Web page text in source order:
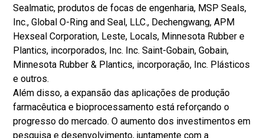
Sealmatic, produtos de focas de engenharia, MSP Seals,
Inc., Global O-Ring and Seal, LLC., Dechengwang, APM
Hexseal Corporation, Leste, Locals, Minnesota Rubber e
Plantics, incorporados, Inc. Inc. Saint-Gobain, Gobain,
Minnesota Rubber & Plantics, incorporação, Inc. Plásticos
e outros.
Além disso, a expansão das aplicações de produção
farmacêutica e bioprocessamento está reforçando o
progresso do mercado. O aumento dos investimentos em
pesquisa e desenvolvimento, juntamente com a